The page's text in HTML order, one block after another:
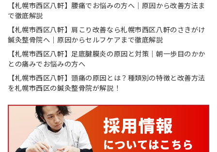
【札幌市西区八軒】腰痛でお悩みの方へ｜原因から改善方法ま
で徹底解説
【札幌市西区八軒】肩こり改善なら札幌市西区八軒のさきがけ
鍼灸整骨院へ｜原因からセルフケアまで徹底解説
【札幌市西区八軒】足底腱膜炎の原因と対策｜朝一歩目のかか
との痛みでお悩みの方へ
【札幌市西区八軒】頭痛の原因とは？種類別の特徴と改善方法
を札幌市西区の鍼灸整骨院が解説！